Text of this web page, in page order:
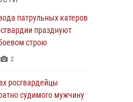
патрульных катеров
празднуют
строю
2
конкурса
патрульных катеров
празднуют
строю
2
росгвардейцы
судимого мужчину